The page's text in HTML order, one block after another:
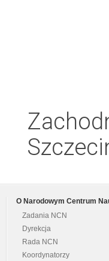
O Narodowym Centrum
Zadania NCN
Dyrekcja
Rada NCN
Koordynatorzy